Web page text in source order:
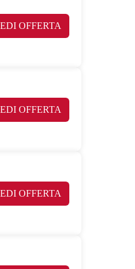
OFFERTA
OFFERTA
OFFERTA